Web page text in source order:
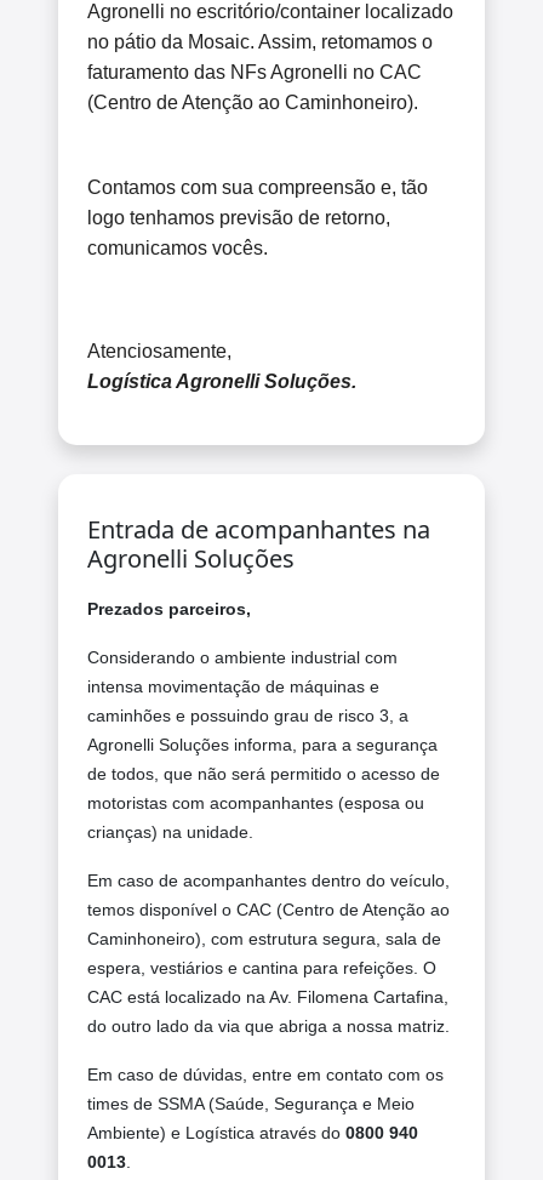
Agronelli no escritório/container localizado
no pátio da Mosaic. Assim, retomamos o
faturamento das NFs Agronelli no CAC
(Centro de Atenção ao Caminhoneiro).
Contamos com sua compreensão e, tão
logo tenhamos previsão de retorno,
comunicamos vocês.
Atenciosamente,
Logística Agronelli Soluções.
Entrada de acompanhantes na
Agronelli Soluções
Prezados parceiros,
Considerando o ambiente industrial com
intensa movimentação de máquinas e
caminhões e possuindo grau de risco 3, a
Agronelli Soluções informa, para a segurança
de todos, que não será permitido o acesso de
motoristas com acompanhantes (esposa ou
crianças) na unidade.
Em caso de acompanhantes dentro do veículo,
temos disponível o CAC (Centro de Atenção ao
Caminhoneiro), com estrutura segura, sala de
espera, vestiários e cantina para refeições. O
CAC está localizado na Av. Filomena Cartafina,
do outro lado da via que abriga a nossa matriz.
Em caso de dúvidas, entre em contato com os
times de SSMA (Saúde, Segurança e Meio
Ambiente) e Logística através do 0800 940
0013